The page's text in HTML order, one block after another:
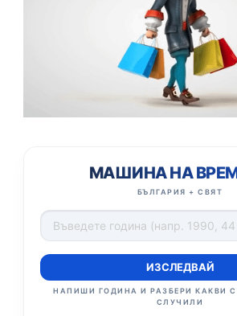
МАШИНА НА
БЪЛГАРИЯ + СВЯТ
ИЗСЛЕДВАЙ
НАПИШИ ГОДИНА И РАЗБЕРИ КАКВИ
СЛУЧИЛИ